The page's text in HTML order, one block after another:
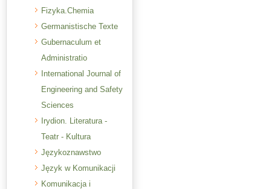
Fizyka.Chemia
Germanistische Texte
Gubernaculum et
Administratio
International Journal of
Engineering and Safety
Sciences
Irydion. Literatura -
Teatr - Kultura
Językoznawstwo
Język w Komunikacji
Komunikacja i